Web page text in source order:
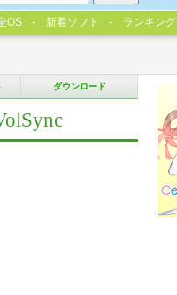
ダウンロード
OS 新着ソフト ランキング